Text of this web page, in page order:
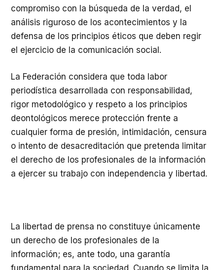
compromiso con la búsqueda de la verdad, el
análisis riguroso de los acontecimientos y la
defensa de los principios éticos que deben regir
el ejercicio de la comunicación social.
La Federación considera que toda labor
periodística desarrollada con responsabilidad,
rigor metodológico y respeto a los principios
deontológicos merece protección frente a
cualquier forma de presión, intimidación, censura
o intento de desacreditación que pretenda limitar
el derecho de los profesionales de la información
a ejercer su trabajo con independencia y libertad.
La libertad de prensa no constituye únicamente
un derecho de los profesionales de la
información; es, ante todo, una garantía
fundamental para la sociedad. Cuando se limita la